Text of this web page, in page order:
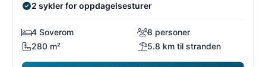
2 sykler for oppdagelsesturer
4 Soverom
8 personer
280 m²
5.8 km til stranden